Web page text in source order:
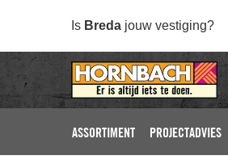
Is Breda jouw vestiging?
ASSORTIMENT PROJECTADVIES